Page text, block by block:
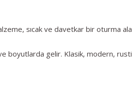
sıcak ve davetkar bir oturma
boyutlarda gelir. Klasik, modern,